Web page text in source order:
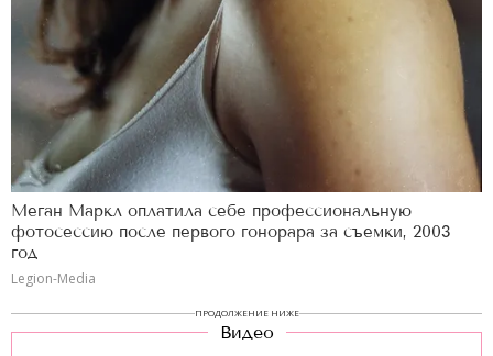
Меган Маркл оплатила себе профессиональную
фотосессию после первого гонорара за съемки, 2003
год
Legion-Media
ПРОДОЛЖЕНИЕ НИЖЕ
Видео